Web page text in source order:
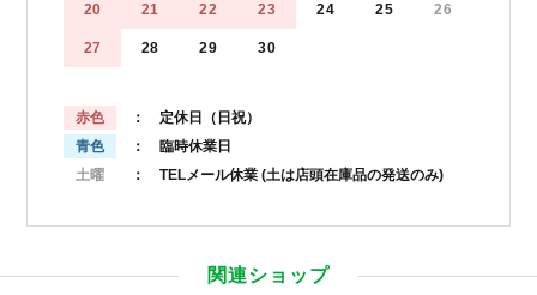
20 21 22 23 24 25 26
27 28 29 30
赤色
： 定休日（日祝）
青色
： 臨時休業日
土曜
： TELメール休業 (土は店頭在庫品の発送のみ)
関連ショップ